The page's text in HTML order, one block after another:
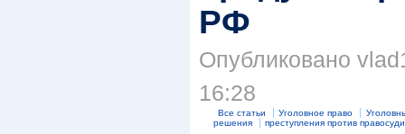
РФ
Опубликовано
16:28
Все статьи Уголовное право
решения
преступления против